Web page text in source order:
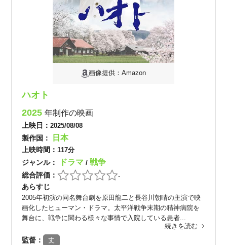
画像提供：Amazon
ハオト
2025年制作の映画
上映日：2025/08/08
製作国： 日本
上映時間： 117分
ジャンル： ドラマ/戦争
総合評価： -
あらすじ
2005年初演の同名舞台劇を原田龍二と長谷川朝晴の主演で映
画化したヒューマン・ドラマ。太平洋戦争末期の精神病院を
舞台に、戦争に関わる様々な事情で入院している患者...
続きを読む
監督： 丈